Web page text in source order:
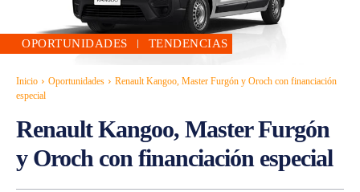
OPORTUNIDADES TENDENCIAS
Inicio Oportunidades
Renault Kangoo, Master Furgón y Oroch con financiación
especial
Renault Kangoo, Master Furgón
y Oroch con financiación especial